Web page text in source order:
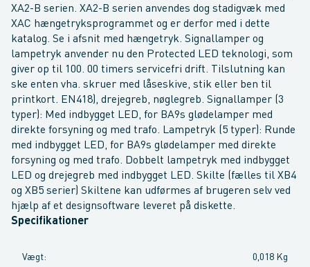
XA2-B serien. XA2-B serien anvendes dog stadigvæk med
XAC hængetryksprogrammet og er derfor med i dette
katalog. Se i afsnit med hængetryk. Signallamper og
lampetryk anvender nu den Protected LED teknologi, som
giver op til 100. 00 timers servicefri drift. Tilslutning kan
ske enten vha. skruer med låseskive, stik eller ben til
printkort. EN418), drejegreb, nøglegreb. Signallamper (3
typer): Med indbygget LED, for BA9s glødelamper med
direkte forsyning og med trafo. Lampetryk (5 typer): Runde
med indbygget LED, for BA9s glødelamper med direkte
forsyning og med trafo. Dobbelt lampetryk med indbygget
LED og drejegreb med indbygget LED. Skilte (fælles til XB4
og XB5 serier) Skiltene kan udførmes af brugeren selv ved
hjælp af et designsoftware leveret på diskette.
Specifikationer
Vægt: 0,018 Kg